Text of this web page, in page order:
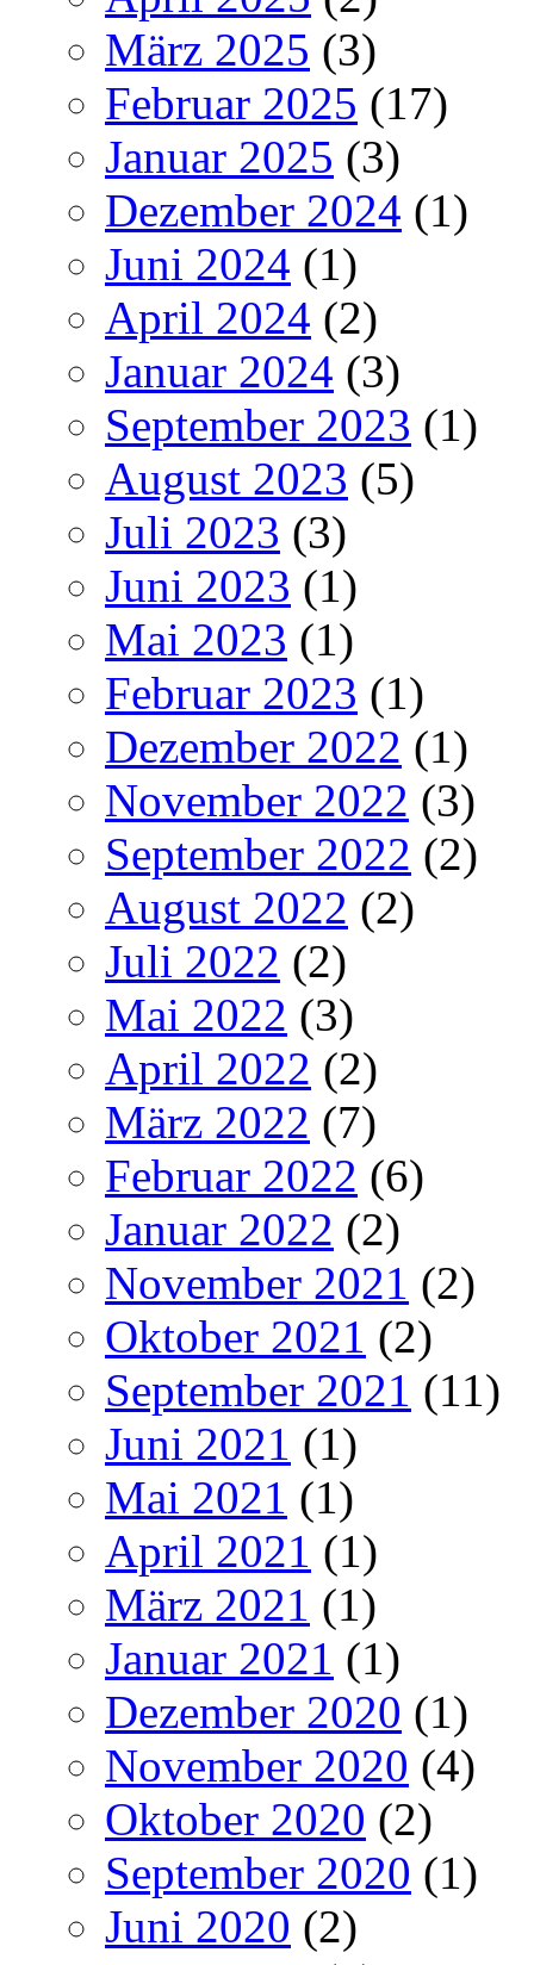
März 2025 (3)
Februar 2025 (17)
Januar 2025 (3)
Dezember 2024 (1)
Juni 2024 (1)
April 2024 (2)
Januar 2024 (3)
September 2023 (1)
August 2023 (5)
Juli 2023 (3)
Juni 2023 (1)
Mai 2023 (1)
Februar 2023 (1)
Dezember 2022 (1)
November 2022 (3)
September 2022 (2)
August 2022 (2)
Juli 2022 (2)
Mai 2022 (3)
April 2022 (2)
März 2022 (7)
Februar 2022 (6)
Januar 2022 (2)
November 2021 (2)
Oktober 2021 (2)
September 2021 (11)
Juni 2021 (1)
Mai 2021 (1)
April 2021 (1)
März 2021 (1)
Januar 2021 (1)
Dezember 2020 (1)
November 2020 (4)
Oktober 2020 (2)
September 2020 (1)
Juni 2020 (2)